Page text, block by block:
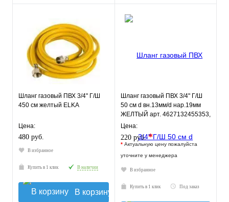
Шланг газовый ПВХ 3/4" Г/Ш
450 см желтый ELKA
Цена:
480 руб.
В избранное
Купить в 1 клик В наличии
В корзину
Шланг газовый ПВХ 3/4" Г/Ш
50 см d вн.13мм/d нар.19мм
ЖЕЛТЫЙ арт. 4627132455353,
ELKA
Цена:
220 руб.*
* Актуальную цену пожалуйста
уточните у менеджера
В избранное
Купить в 1 клик Под заказ